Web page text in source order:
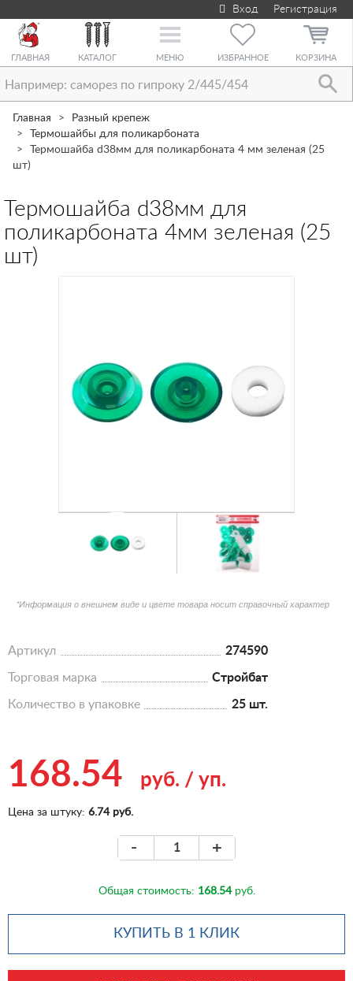
Вход Регистрация
ГЛАВНАЯ КАТАЛОГ
Toggle
МЕНЮ ИЗБРАННОЕ КОРЗИНА
Главная
Разный крепеж
Термошайбы для поликарбоната
Термошайба d38мм для поликарбоната 4 мм зеленая (25
шт)
Термошайба d38мм для
поликарбоната 4мм зеленая (25
шт)
*Информация о внешнем виде и цвете товара носит справочный характер
Артикул 274590
Торговая марка Стройбат
Количество в упаковке 25 шт.
168.54 руб. / уп.
Цена за штуку: 6.74 руб.
- +
Общая стоимость: 168.54руб.
КУПИТЬ В 1 КЛИК